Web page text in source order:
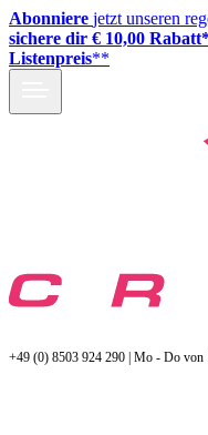
Abonniere jetzt unseren
sichere dir € 10,00
Listenpreis**
+49 (0) 8503 924 290 | Mo - Do von